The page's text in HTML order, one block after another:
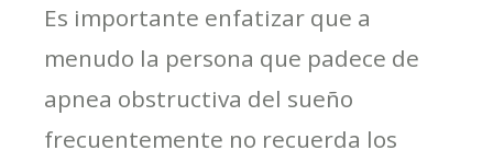
Es importante enfatizar que a
menudo la persona que padece de
apnea obstructiva del sueño
frecuentemente no recuerda los